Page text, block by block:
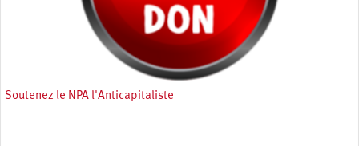
Soutenez le NPA l'Anticapitaliste